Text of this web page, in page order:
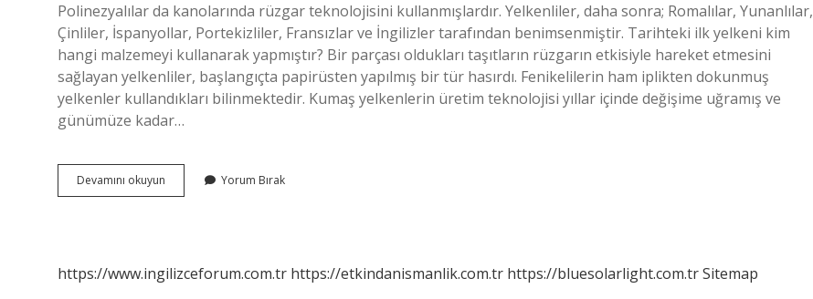
Polinezyalılar da kanolarında rüzgar teknolojisini kullanmışlardır. Yelkenliler, daha sonra; Romalılar, Yunanlılar,
Çinliler, İspanyollar, Portekizliler, Fransızlar ve İngilizler tarafından benimsenmiştir. Tarihteki ilk yelkeni kim
hangi malzemeyi kullanarak yapmıştır? Bir parçası oldukları taşıtların rüzgarın etkisiyle hareket etmesini
sağlayan yelkenliler, başlangıçta papirüsten yapılmış bir tür hasırdı. Fenikelilerin ham iplikten dokunmuş
yelkenler kullandıkları bilinmektedir. Kumaş yelkenlerin üretim teknolojisi yıllar içinde değişime uğramış ve
günümüze kadar…
Devamını okuyun
Kim
Yorum Bırak
https://www.ingilizceforum.com.tr https://etkindanismanlik.com.tr https://bluesolarlight.com.trSitemap